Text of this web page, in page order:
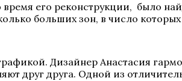
его реконструкции, было
больших зон, в число
Дизайнер Анастасия
друг друга. Одной из